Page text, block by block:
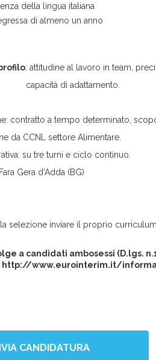
della lingua italiana
di almeno un anno
: attitudine al lavoro in team,
di adattamento.
contratto a tempo determinato,
da CCNL settore Alimentare.
su tre turni e ciclo continuo.
Gera d'Adda (BG)
selezione inviare il proprio
a candidati ambosessi
www.eurointerim.it/
CANDIDATURA